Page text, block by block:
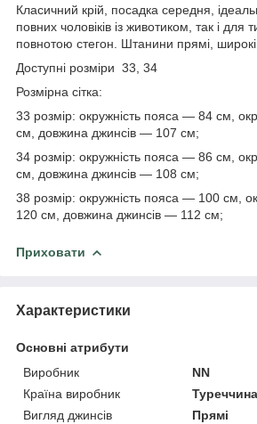
Класичний крій, посадка середня,
повних чоловіків із животиком, так і для
повнотою стегон. Штанини прямі, широкі.
Доступні розміри 33, 34
Розмірна сітка:
33 розмір: окружність пояса — 84 см,
см, довжина джинсів — 107 см;
34 розмір: окружність пояса — 86 см,
см, довжина джинсів — 108 см;
38 розмір: окружність пояса — 100 см,
120 см, довжина джинсів — 112 см;
Приховати
Характеристики
Основні атрибути
Виробник
NN
Країна виробник
Туреччина
Вигляд джинсів
Прямі